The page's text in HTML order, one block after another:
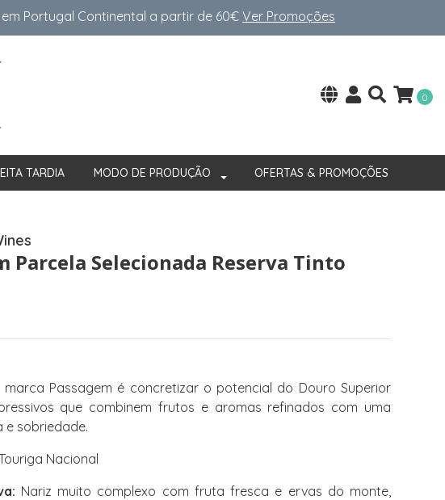
Portugal Continental a partir de 60€Ver Promoções
0
TARDIA MODO DE PRODUÇÃO OFERTAS & PROMOÇÕES
Parcela Selecionada Reserva Tinto
Passagem é concretizar o potencial do Douro Superior
que combinem frutos e aromas refinados com uma
e sobriedade.
Nacional
Nariz muito complexo com fruta fresca e ervas do monte,